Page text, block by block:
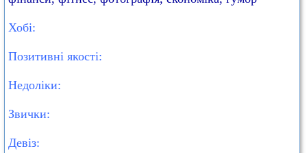
Хобі:
Позитивні якості:
Недоліки:
Звички:
Девіз: